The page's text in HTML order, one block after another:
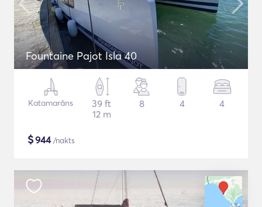
Fountaine Pajot Isla 40
Katamarāns
39 ft
12 m
8 4 4
$944/nakts